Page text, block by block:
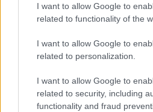
I want to allow Google to
related to functionality of the
I want to allow Google to
related to personalization.
I want to allow Google to
related to security, including
functionality and fraud
Végül hozzáadjuk a sherry-
különböző erősségűek is
minőségűből 4 dl ideális, de
3dl-t adni először, kóstolni, és
hozzáadni, amennyiben nem
hozzáadása után egyből
hagyjuk a serpenyőben